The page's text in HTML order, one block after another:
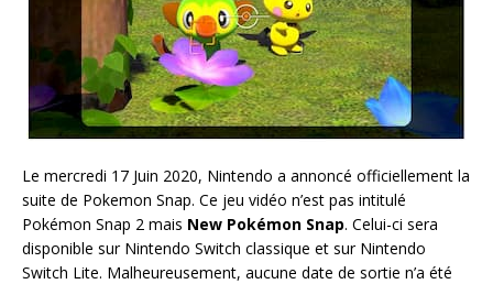
Le mercredi 17 Juin 2020, Nintendo a annoncé officiellement la
suite de Pokemon Snap. Ce jeu vidéo n’est pas intitulé
Pokémon Snap 2 mais New Pokémon Snap. Celui-ci sera
disponible sur Nintendo Switch classique et sur Nintendo
Switch Lite. Malheureusement, aucune date de sortie n’a été